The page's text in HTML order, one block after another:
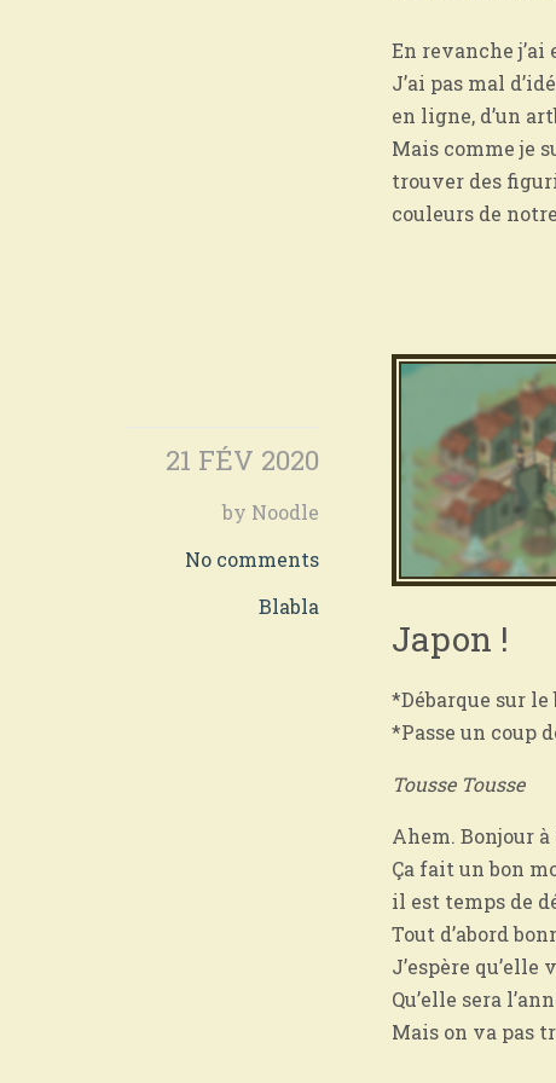
En revanche
J’ai pas mal
en ligne, d’un
Mais comme je
trouver des
couleurs de
21 FÉV 2020
by Noodle
No comments
Blabla
Japon !
*Débarque sur le
*Passe un coup
Tousse Tousse
Ahem. Bonjour à
Ça fait un bon
il est temps de
Tout d’abord
J’espère
Qu’elle sera
Mais on va pas